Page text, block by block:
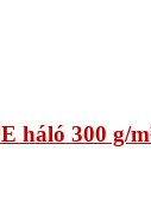
háló 300 g/